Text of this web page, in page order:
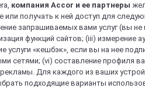
компания Accor и ее партнеры
получать к ней доступ для
запрашиваемых вами услуг (вы
функций сайтов; (iii) измерение
услуги «кешбэк», если вы на нее
сетями; (vi) составление профиля
Для каждого из ваших
подходящие варианты